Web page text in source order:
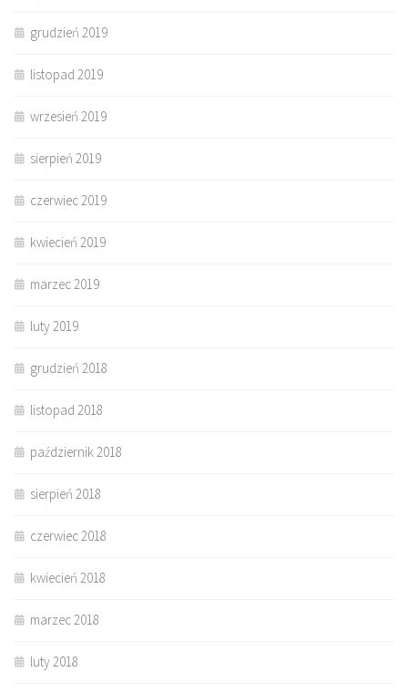
grudzień 2019
listopad 2019
wrzesień 2019
sierpień 2019
czerwiec 2019
kwiecień 2019
marzec 2019
luty 2019
grudzień 2018
listopad 2018
październik 2018
sierpień 2018
czerwiec 2018
kwiecień 2018
marzec 2018
luty 2018